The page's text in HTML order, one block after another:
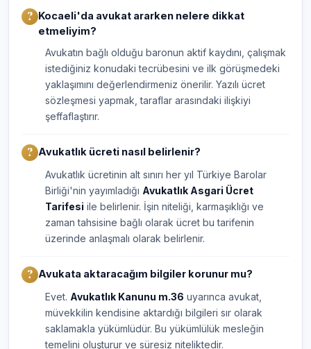
Kocaeli'da avukat ararken nelere dikkat
etmeliyim?
Avukatın bağlı olduğu baronun aktif kaydını, çalışmak
istediğiniz konudaki tecrübesini ve ilk görüşmedeki
yaklaşımını değerlendirmeniz önerilir. Yazılı ücret
sözleşmesi yapmak, taraflar arasındaki ilişkiyi
şeffaflaştırır.
Avukatlık ücreti nasıl belirlenir?
Avukatlık ücretinin alt sınırı her yıl Türkiye Barolar
Birliği'nin yayımladığı Avukatlık Asgari Ücret
Tarifesi ile belirlenir. İşin niteliği, karmaşıklığı ve
zaman tahsisine bağlı olarak ücret bu tarifenin
üzerinde anlaşmalı olarak belirlenir.
Avukata aktaracağım bilgiler korunur mu?
Evet. Avukatlık Kanunu m.36 uyarınca avukat,
müvekkilin kendisine aktardığı bilgileri sır olarak
saklamakla yükümlüdür. Bu yükümlülük mesleğin
temelini oluşturur ve süresiz niteliktedir.